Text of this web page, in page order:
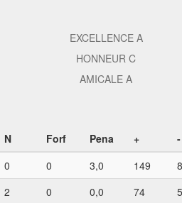
EXCELLENCE A
HONNEUR C
AMICALE A
N Forf Pena + -
0 0 3,0 149
2 0 0,0 74